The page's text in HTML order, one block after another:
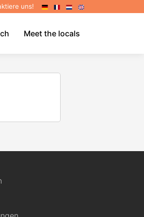
uns!
EN
NL
FR
DE
Meet the locals